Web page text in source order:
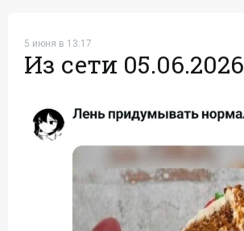
5 июня в 13:17
Из сети 05.06.2026